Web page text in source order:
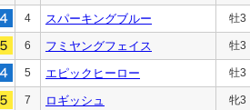
4 スパーキングブルー 牡3
6 フミヤングフェイス 牡3
5 エピックヒーロー 牡3
7 ロギッシュ 牝3